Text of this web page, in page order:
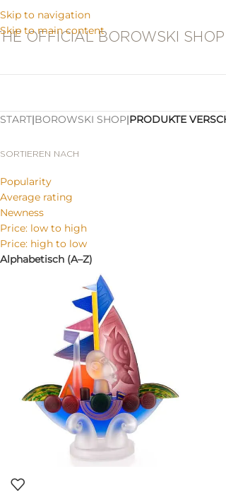
Skip to navigation
Skip to main content
OFFICIAL BOROWSKI SHOP
START|BOROWSKI SHOP|PRODUKTE
SORTIEREN NACH
Popularity
Average rating
Newness
Price: low to high
Price: high to low
Alphabetisch (A–Z)